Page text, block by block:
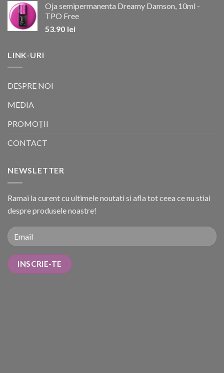
Oja semipermanenta Dreamy Damson, 10ml -
TPO Free
53.90 lei
LINK-URI
DESPRE NOI
MEDIA
PROMOȚII
CONTACT
NEWSLETTER
Ramai la curent cu ultimele noutati si afla tot ceea ce nu stiai
despre produsele noastre!